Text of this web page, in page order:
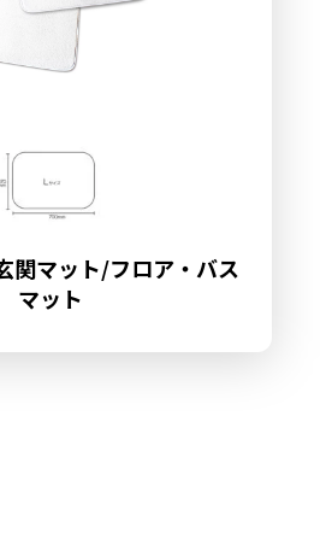
関マット/フロア・バス
マット